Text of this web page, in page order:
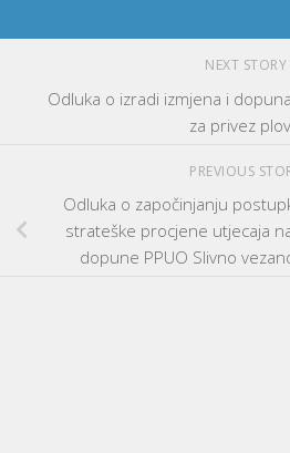
NEXT STORY
Odluka o izradi izmjena i
za privez
PREVIOUS
Odluka o započinjanju
strateške procjene utjecaja
dopune PPUO Slivno